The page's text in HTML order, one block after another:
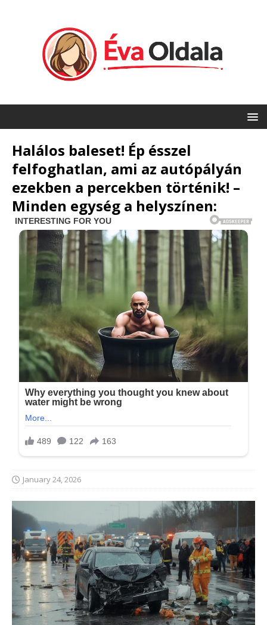
Halálos baleset! Ép ésszel
felfoghatlan, ami az autópályán
ezekben a percekben történik! –
Minden egység a helyszínen:
January 24, 2026